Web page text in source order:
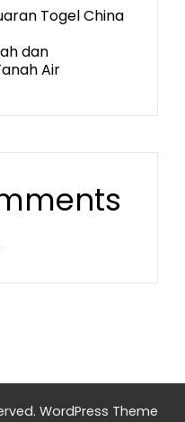
Togel China
dan
Air
WordPress Theme